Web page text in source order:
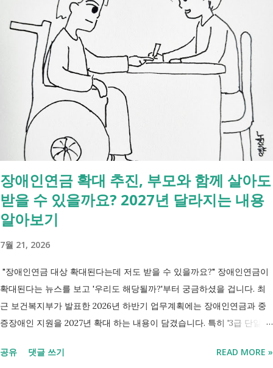
모든 절차를 대신 처리해주지는 않습니다. 행정복지센터에서는 - 금융재
산, 부동산, 세금, 연금 등 '조회' 신청할 수 있습니다. 나머지는 직접 해야
합니다. - 상속포기 또는 한정승인 법원 - 상속세, 취득세 신고 세무서, 시
군구청 - 예금 인출, 보험금 청구 은행, 보험사 사망신고 당일에 끝낼 수
있는 건 '신청까지', 처리는 2주 후 부터입니다. [조회되는 것 vs 안되는
것] 구분 조회 가능 조회 불가 금융 은행, 보험, 증권 사금융, 개인 간 거래
세금 국세, 지방세 - 자산 부동산, 자동차 해외 자산, 현금 기타 연금 사업
상 채무, 구독 [함께보면 좋은 링크] - 부모님 사망 후 ...
장애인연금 확대 추진, 부모와 함께 살아도
받을 수 있을까요? 2027년 달라지는 내용
알아보기
7월 21, 2026
"장애인연금 대상 확대된다는데 저도 받을 수 있을까요?" 장애인연금이
확대된다는 뉴스를 보고 '우리도 해당될까?'부터 궁금하셨을 겁니다. 최
근 보건복지부가 발표한 2026년 하반기 업무계획에는 장애인연금과 중
증장애인 지원을 2027년 확대 하는 내용이 담겼습니다. 특히 '3급 단일장
포함되면서 많은 분들이 관심을 갖고 있습니다. 이번 글에서는 장애인과
공유 댓글 쓰기 READ MORE »